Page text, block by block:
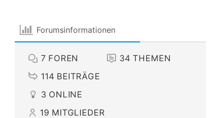
Forumsinformationen
7 FOREN 34 THEMEN
114 BEITRÄGE
3 ONLINE
19 MITGLIEDER